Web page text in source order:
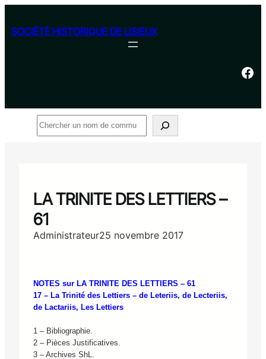
contenu
SOCIÉTÉ HISTORIQUE DE LISIEUX
Facebook
Rechercher
LA TRINITE DES LETTIERS –
61
Administrateur25 novembre 2017
NOTES sur LA TRINITE DES LETTIERS – 61
17 – La Trinité des Lettiers – de Leteriis, de Lecteriis,
de Lactariis, Les Lettiers
1 – Bibliographie.
2 – Pièces Justificatives.
3 – Archives ShL.